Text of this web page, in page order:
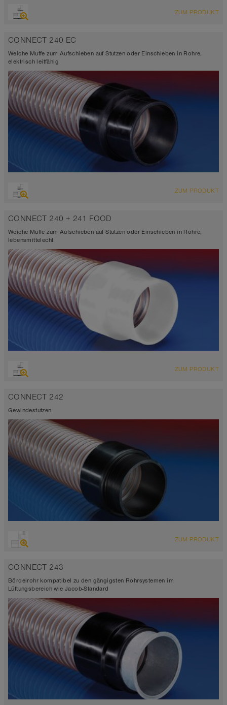
ZUM PRODUKT
CONNECT 240 EC
Weiche Muffe zum Aufschieben auf Stutzen oder Einschieben in Rohre,
elektrisch leitfähig
ZUM PRODUKT
CONNECT 240 + 241 FOOD
Weiche Muffe zum Aufschieben auf Stutzen oder Einschieben in Rohre,
lebensmittelecht
ZUM PRODUKT
CONNECT 242
Gewindestutzen
ZUM PRODUKT
CONNECT 243
Bördelrohr kompatibel zu den gängigsten Rohrsystemen im
Lüftungsbereich wie Jacob-Standard